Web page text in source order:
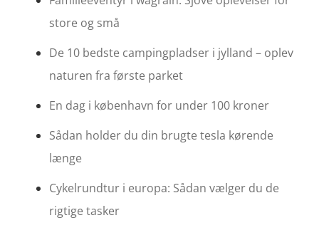
store og små
De 10 bedste campingpladser i jylland – oplev
naturen fra første parket
En dag i københavn for under 100 kroner
Sådan holder du din brugte tesla kørende
længe
Cykelrundtur i europa: Sådan vælger du de
rigtige tasker